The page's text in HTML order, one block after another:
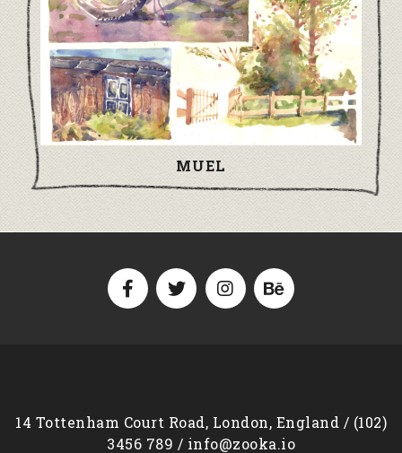
MUEL
14 Tottenham Court Road, London, England / (102)
3456 789 / info@zooka.io